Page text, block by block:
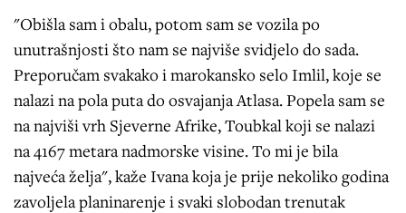
"Obišla sam i obalu, potom sam se vozila po
unutrašnjosti što nam se najviše svidjelo do sada.
Preporučam svakako i marokansko selo Imlil, koje se
nalazi na pola puta do osvajanja Atlasa. Popela sam se
na najviši vrh Sjeverne Afrike, Toubkal koji se nalazi
na 4167 metara nadmorske visine. To mi je bila
najveća želja", kaže Ivana koja je prije nekoliko godina
zavoljela planinarenje i svaki slobodan trenutak